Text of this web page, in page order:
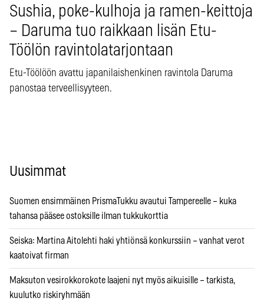
Sushia, poke-kulhoja ja ramen-keittoja
– Daruma tuo raikkaan lisän Etu-
Töölön ravintolatarjontaan
Etu-Töölöön avattu japanilaishenkinen ravintola Daruma
panostaa terveellisyyteen.
Uusimmat
Suomen ensimmäinen PrismaTukku avautui Tampereelle – kuka
tahansa pääsee ostoksille ilman tukkukorttia
Seiska: Martina Aitolehti haki yhtiönsä konkurssiin – vanhat verot
kaatoivat firman
Maksuton vesirokkorokote laajeni nyt myös aikuisille – tarkista,
kuulutko riskiryhmään